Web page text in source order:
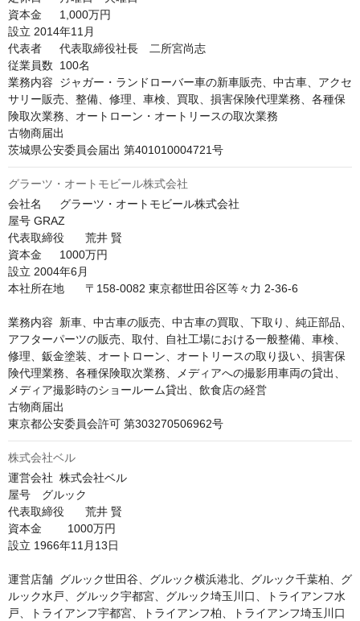
資本金	1,000万円
設立	2014年11月
代表者	代表取締役社長　二所宮尚志
従業員数	100名
業務内容	ジャガー・ランドローバー車の新車販売、中古車、アクセ
サリー販売、整備、修理、車検、買取、損害保険代理業務、各種保
険取次業務、オートローン・オートリースの取次業務
古物商届出
茨城県公安委員会届出 第401010004721号
グラーツ・オートモビール株式会社
会社名	グラーツ・オートモビール株式会社
屋号	GRAZ
代表取締役	荒井 賢
資本金	1000万円
設立	2004年6月
本社所在地	〒158-0082 東京都世田谷区等々力 2-36-6
業務内容	新車、中古車の販売、中古車の買取、下取り、純正部品、
アフターパーツの販売、取付、自社工場における一般整備、車検、
修理、鈑金塗装、オートローン、オートリースの取り扱い、損害保
険代理業務、各種保険取次業務、メディアへの撮影用車両の貸出、
メディア撮影時のショールーム貸出、飲食店の経営
古物商届出
東京都公安委員会許可 第303270506962号
株式会社ベル
運営会社	株式会社ベル
屋号　グルック
代表取締役	荒井 賢
資本金 　　1000万円
設立	1966年11月13日
運営店舗	グルック世田谷、グルック横浜港北、グルック千葉柏、グ
ルック水戸、グルック宇都宮、グルック埼玉川口、トライアンフ水
戸、トライアンフ宇都宮、トライアンフ柏、トライアンフ埼玉川口